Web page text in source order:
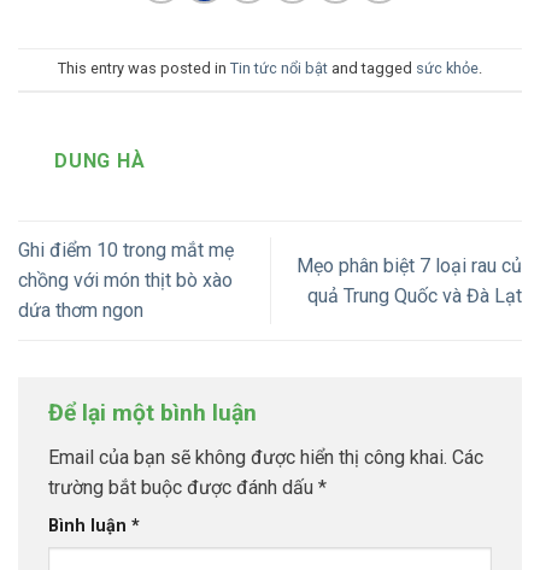
This entry was posted in Tin tức nổi bật and tagged sức khỏe.
DUNG HÀ
Ghi điểm 10 trong mắt mẹ
chồng với món thịt bò xào
dứa thơm ngon
Mẹo phân biệt 7 loại rau củ
quả Trung Quốc và Đà Lạt
Để lại một bình luận
Email của bạn sẽ không được hiển thị công khai. Các
trường bắt buộc được đánh dấu *
Bình luận *